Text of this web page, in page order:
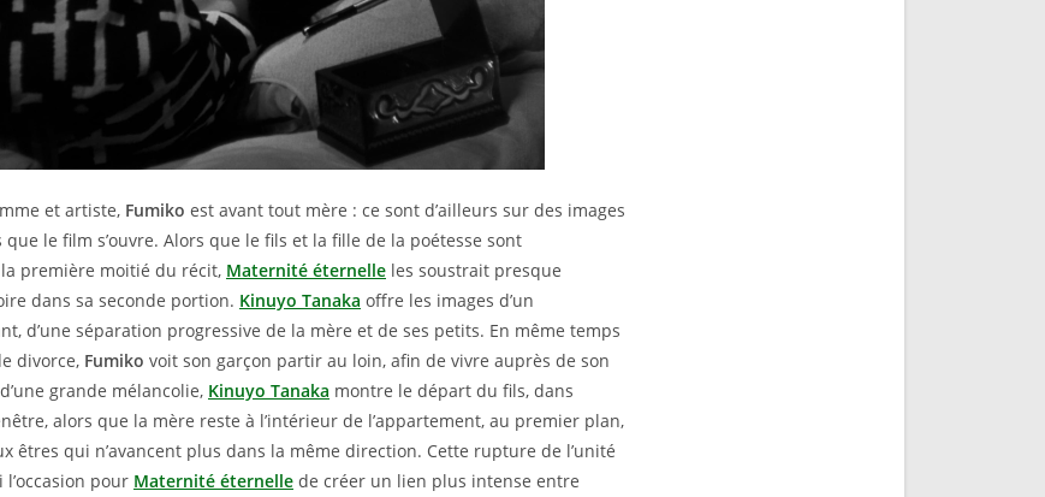
et artiste, Fumiko est avant tout mère : ce sont d’ailleurs sur des images
le film s’ouvre. Alors que le fils et la fille de la poétesse sont
première moitié du récit, Maternité éternelle les soustrait presque
dans sa seconde portion. Kinuyo Tanaka offre les images d’un
d’une séparation progressive de la mère et de ses petits. En même temps
divorce, Fumiko voit son garçon partir au loin, afin de vivre auprès de son
grande mélancolie, Kinuyo Tanaka montre le départ du fils, dans
alors que la mère reste à l’intérieur de l’appartement, au premier plan,
êtres qui n’avancent plus dans la même direction. Cette rupture de l’unité
pour Maternité éternelle de créer un lien plus intense entre